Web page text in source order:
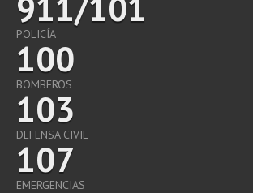
POLICÍA
100
BOMBEROS
103
DEFENSA CIVIL
107
EMERGENCIAS